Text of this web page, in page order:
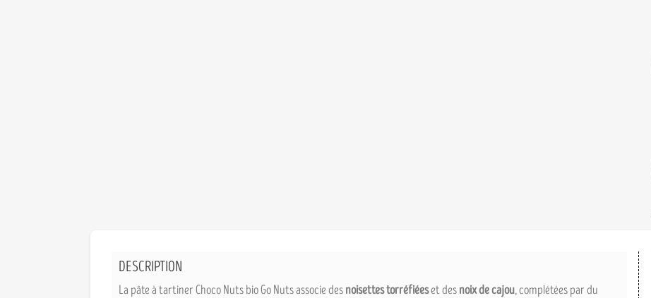
DESCRIPTION
La pâte à tartiner Choco Nuts bio Go Nuts associe desnoisettes torréfiéeset desnoix de cajou, complétées par du